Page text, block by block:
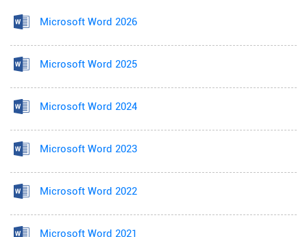
Microsoft Word 2026
Microsoft Word 2025
Microsoft Word 2024
Microsoft Word 2023
Microsoft Word 2022
Microsoft Word 2021